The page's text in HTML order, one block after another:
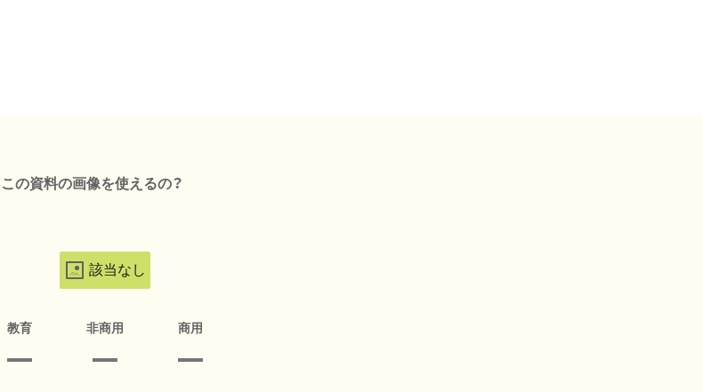
の資料の画像を使えるの？
該当なし
教育 非商用 商用